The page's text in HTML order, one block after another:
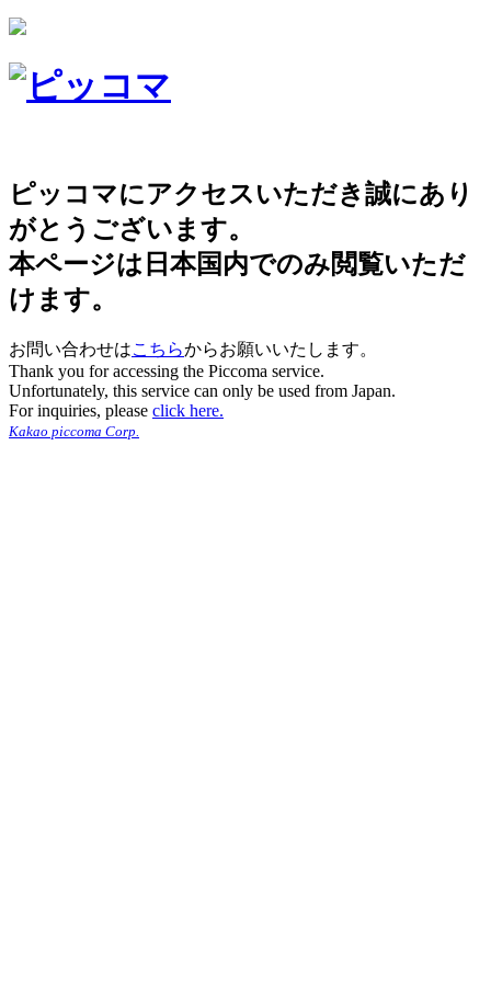
ピッコマにアクセスいただき誠にあり
がとうございます。
本ページは日本国内でのみ閲覧いただ
けます。
お問い合わせはこちらからお願いいたします。
Thank you for accessing the Piccoma service.
Unfortunately, this service can only be used from Japan.
For inquiries, please click here.
Kakao piccoma Corp.